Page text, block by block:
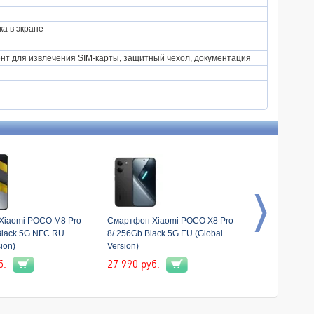
в экране
для извлечения SIM-карты, защитный чехол, документация
POCO M8 Pro
5G NFC RU
Смартфон Xiaomi POCO X8 Pro
8/ 256Gb Black 5G EU (Global
Version)
27 990 руб.
Смартфон